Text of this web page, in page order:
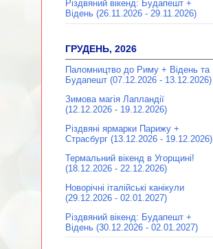
Різдвяний вікенд: Будапешт +
Відень (26.11.2026 - 29.11.2026)
ГРУДЕНЬ, 2026
Паломництво до Риму + Відень та
Будапешт (07.12.2026 - 13.12.2026)
Зимова магія Лапландії
(12.12.2026 - 19.12.2026)
Різдвяні ярмарки Парижу +
Страсбург (13.12.2026 - 19.12.2026)
Термальний вікенд в Угорщині!
(18.12.2026 - 22.12.2026)
Новорічні італійські канікули
(29.12.2026 - 02.01.2027)
Різдвяний вікенд: Будапешт +
Відень (30.12.2026 - 02.01.2027)